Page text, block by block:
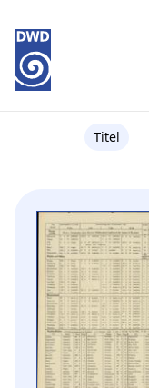
Titel